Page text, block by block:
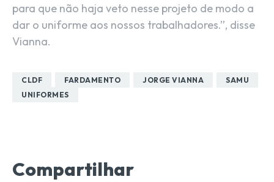
para que não haja veto nesse projeto de modo a
dar o uniforme aos nossos trabalhadores.”, disse
Vianna.
CLDF FARDAMENTO JORGE VIANNA
SAMU
UNIFORMES
Compartilhar